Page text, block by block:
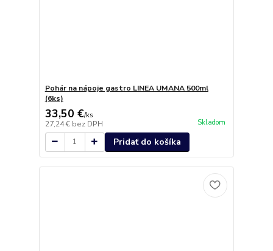
Pohár na nápoje gastro LINEA UMANA 500ml
(6ks)
33,50 €/ks
27,24 € bez DPH Skladom
Pridať do košíka